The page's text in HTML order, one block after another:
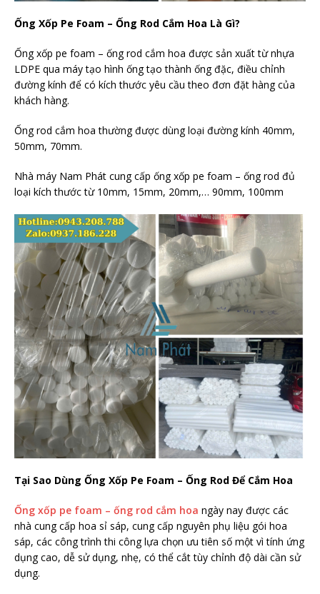
Ống Xốp Pe Foam – Ống Rod Cắm Hoa Là Gì?
Ống xốp pe foam – ống rod cắm hoa được sản xuất từ nhựa
LDPE qua máy tạo hình ống tạo thành ống đặc, điều chỉnh
đường kính để có kích thước yêu cầu theo đơn đặt hàng của
khách hàng.
Ống rod cắm hoa thường được dùng loại đường kính 40mm,
50mm, 70mm.
Nhà máy Nam Phát cung cấp ống xốp pe foam – ống rod đủ
loại kích thước từ 10mm, 15mm, 20mm,… 90mm, 100mm
Tại Sao Dùng Ống Xốp Pe Foam – Ống Rod Để Cắm Hoa
Ống xốp pe foam – ống rod cắm hoa ngày nay được các
nhà cung cấp hoa sỉ sáp, cung cấp nguyên phụ liệu gói hoa
sáp, các công trình thi công lựa chọn ưu tiên số một vì tính ứng
dụng cao, dễ sử dụng, nhẹ, có thể cắt tùy chỉnh độ dài cần sử
dụng.